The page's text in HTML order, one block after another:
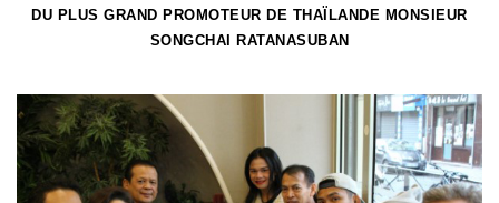
DU PLUS GRAND PROMOTEUR DE THAÏLANDE MONSIEUR
SONGCHAI RATANASUBAN